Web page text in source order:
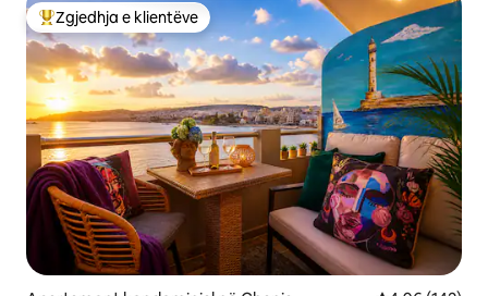
Më të mirat e zgjedhjeve të klientëve
Zgjedhja e klientëve